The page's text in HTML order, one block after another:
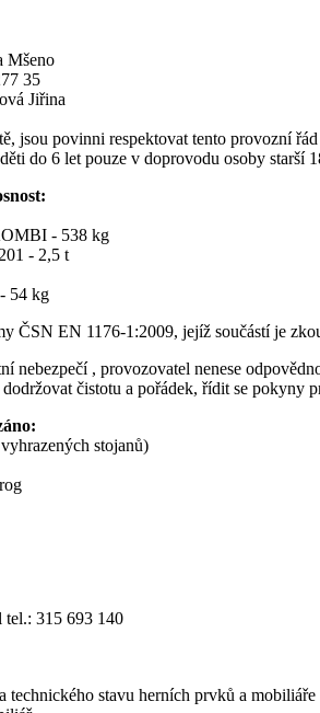
Mšeno
35
Jiřina
jsou povinni respektovat tento provozní
do 6 let pouze v doprovodu osoby starší
- 538 kg
- 2,5 t
54 kg
ČSN EN 1176-1:2009, jejíž součástí je
nebezpečí , provozovatel nenese
čistotu a pořádek, řídit se pokyny
stojanů)
tel.: 315 693 140
technického stavu herních prvků a mobiliáře